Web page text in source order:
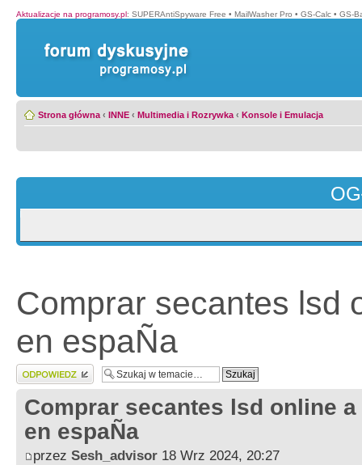
Aktualizacje na programosy.pl: SUPERAntiSpyware Free • MailWasher Pro • GS-Calc • GS-
Strona główna ‹ INNE ‹ Multimedia i Rozrywka ‹ Konsole i Emulacja
Comprar secantes lsd
en espaÑa
Wyślij odpowiedź
Comprar secantes lsd online
en espaÑa
przez Sesh_advisor 18 Wrz 2024, 20:27